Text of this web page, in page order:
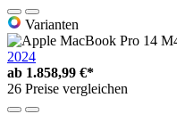
Varianten
2024
ab 1.858,99 €*
26 Preise vergleichen